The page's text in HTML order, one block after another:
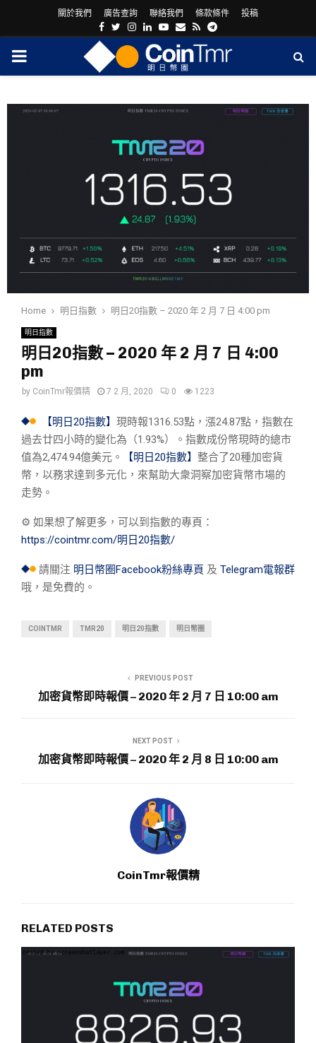
關於我們 廣告查詢 聯絡我們 條款條件 投稿
Facebook
Twitter
Instagram
LinkedinYoutube
Email
RssTelegram
PRIMARY
Home 明日指數 明日20指數 – 2020 年 2 月 7 日 4:00 pm
明日指數
明日20指數 – 2020 年 2 月 7 日 4:00
pm
by CoinTmr報價精 7 2 月, 2020 0 1223
【明日20指數】 現時報1316.53點，漲24.87點，指數在
過去廿四小時的變化為（1.93%）。指數成份幣現時的總市
值為2,474.94億美元。
【明日20指數】 整合了20種加密貨
幣，以務求達到多元化，來幫助大衆洞察加密貨幣市場的
走勢。
⚙︎ 如果想了解更多，可以到指數的專頁：
https://cointmr.com/明日20指數/
請關注 明日幣圈Facebook粉絲專頁 及 Telegram電報群
哦，是免費的。
COINTMR TMR20 明日20指數 明日幣圈
PREVIOUS POST
加密貨幣即時報價 – 2020 年 2 月 7 日 10:00 am
NEXT POST
加密貨幣即時報價 – 2020 年 2 月 8 日 10:00 am
CoinTmr報價精
RELATED POSTS